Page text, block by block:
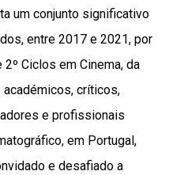
um conjunto significativo
entre 2017 e 2021, por
Ciclos em Cinema, da
críticos,
e profissionais
em Portugal,
e desafiado a